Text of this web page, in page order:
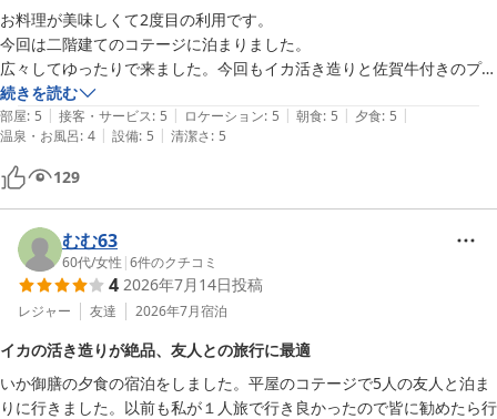
お料理が美味しくて2度目の利用です。
今回は二階建てのコテージに泊まりました。
広々してゆったりで来ました。今回もイカ活き造りと佐賀牛付きのプラ
ンにしました。
ボリューム満点で大変満足です。
続きを読む
部屋: 5 | 接客・サービス: 5 | ロケーション: 5 | 朝食: 5 | 夕食: 5 |
温泉・お風呂: 4 | 設備: 5 | 清潔さ: 5
129
むむ63
60代/女性 |6件のクチコミ
4 2026年7月14日投稿
レジャー 友達 2026年7月宿泊
イカの活き造りが絶品、友人との旅行に最適
いか御膳の夕食の宿泊をしました。平屋のコテージで5人の友人と泊ま
りに行きました。以前も私が１人旅で行き良かったので皆に勧めたら行